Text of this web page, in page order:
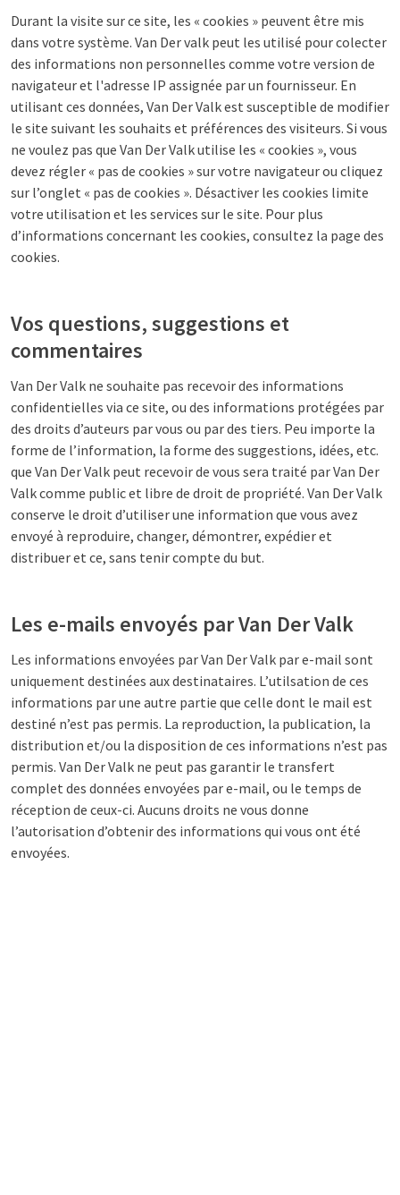
Durant la visite sur ce site, les « cookies » peuvent être mis
dans votre système. Van Der valk peut les utilisé pour colecter
des informations non personnelles comme votre version de
navigateur et l'adresse IP assignée par un fournisseur. En
utilisant ces données, Van Der Valk est susceptible de modifier
le site suivant les souhaits et préférences des visiteurs. Si vous
ne voulez pas que Van Der Valk utilise les « cookies », vous
devez régler « pas de cookies » sur votre navigateur ou cliquez
sur l’onglet « pas de cookies ». Désactiver les cookies limite
votre utilisation et les services sur le site. Pour plus
d’informations concernant les cookies, consultez la page des
cookies.
Vos questions, suggestions et
commentaires
Van Der Valk ne souhaite pas recevoir des informations
confidentielles via ce site, ou des informations protégées par
des droits d’auteurs par vous ou par des tiers. Peu importe la
forme de l’information, la forme des suggestions, idées, etc.
que Van Der Valk peut recevoir de vous sera traité par Van Der
Valk comme public et libre de droit de propriété. Van Der Valk
conserve le droit d’utiliser une information que vous avez
envoyé à reproduire, changer, démontrer, expédier et
distribuer et ce, sans tenir compte du but.
Les e-mails envoyés par Van Der Valk
Les informations envoyées par Van Der Valk par e-mail sont
uniquement destinées aux destinataires. L’utilsation de ces
informations par une autre partie que celle dont le mail est
destiné n’est pas permis. La reproduction, la publication, la
distribution et/ou la disposition de ces informations n’est pas
permis. Van Der Valk ne peut pas garantir le transfert
complet des données envoyées par e-mail, ou le temps de
réception de ceux-ci. Aucuns droits ne vous donne
l’autorisation d’obtenir des informations qui vous ont été
envoyées.